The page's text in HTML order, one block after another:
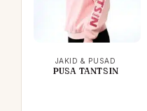
JAKID & PUSAD
PUSA TANTSIN